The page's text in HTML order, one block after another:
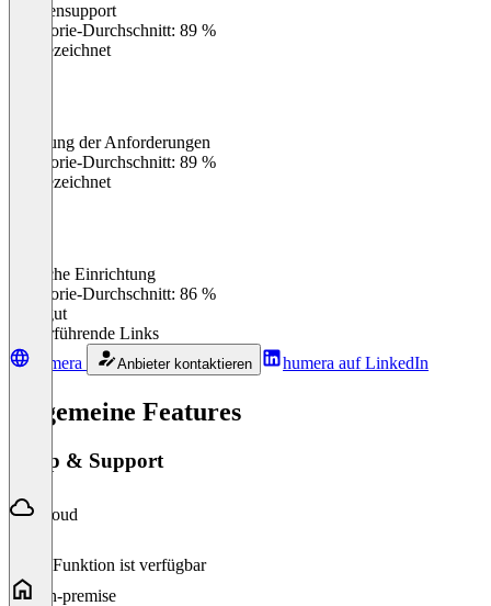
Kundensupport
Kategorie-Durchschnitt: 89 %
Ausgezeichnet
Erfüllung der Anforderungen
Kategorie-Durchschnitt: 89 %
Ausgezeichnet
Einfache Einrichtung
Kategorie-Durchschnitt: 86 %
Sehr gut
Weiterführende Links
humera
Anbieter kontaktieren humera auf LinkedIn
Allgemeine Features
Setup & Support
Cloud
Diese Funktion ist verfügbar
On-premise